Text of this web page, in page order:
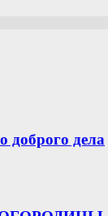
доброго дела